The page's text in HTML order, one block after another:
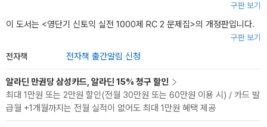
구판 보기
이 도서는 <영단기 신토익 실전 1000제 RC 2 문제집>의 개정판입니다.
구판 보기
전자책 전자책 출간알림 신청
알라딘 만권당 삼성카드, 알라딘 15% 청구 할인
최대 1만원 또는 2만원 할인(전월 30만원 또는 60만원 이용 시) / 카드 발
급월 +1개월까지는 전월 실적이 없어도 최대 1만원 혜택 제공